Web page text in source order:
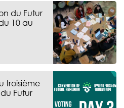
du Futur
10 au
troisième
Futur